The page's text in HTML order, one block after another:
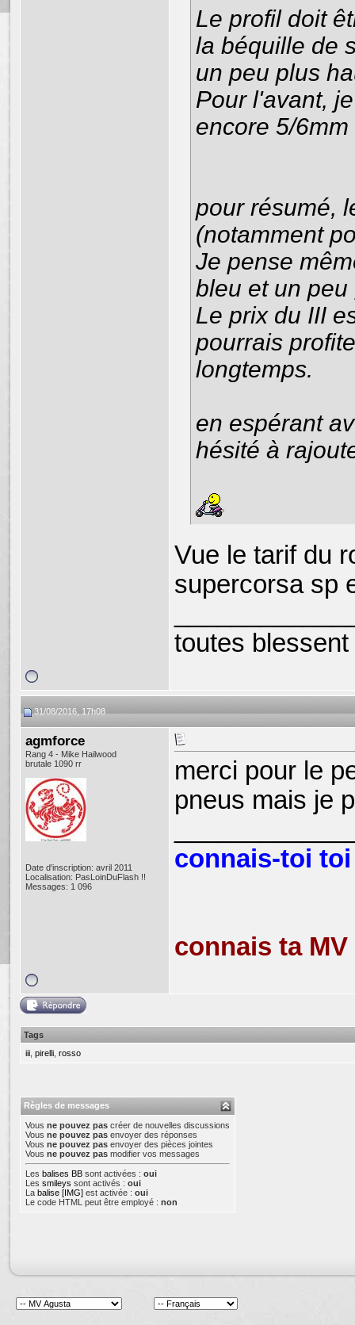
Le profil doit
la béquille de
un peu plus
Pour l'avant,
encore 5/
pour résumé,
(notamment
Je pense
bleu et un
Le prix du III
pourrais
longtemps.
en espérant
hésité à
Vue le tarif du
supercorsa sp
toutes
31/08/2016, 17h08
agmforce
Rang 4 - Mike Hailwood
brutale 1090 rr
Date d'inscription: avril 2011
Localisation: PasLoinDuFlash !!
Messages: 1 096
merci pour le
pneus mais je
connais-toi
connais ta
Tags
iii pirelli rosso
Règles de messages
Vous ne pouvez pas créer de nouvelles discussions
Vous ne pouvez pas envoyer des réponses
Vous ne pouvez pas envoyer des pièces jointes
Vous ne pouvez pas modifier vos messages
Les balises BB sont activées : oui
Les smileys sont activés : oui
La balise [IMG] est activée : oui
Le code HTML peut être employé : non